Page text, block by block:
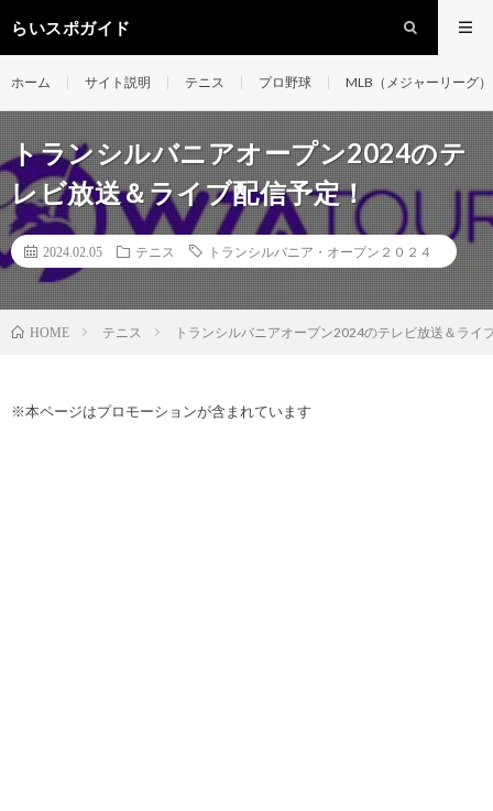
らいスポガイド
ホーム サイト説明 テニス プロ野球 MLB（メジャーリーグ）
トランシルバニアオープン2024のテ
レビ放送＆ライブ配信予定！
2024.02.05 テニス トランシルバニア・オープン２０２４
HOME テニス トランシルバニアオープン2024のテレビ放送＆ライ
※本ページはプロモーションが含まれています